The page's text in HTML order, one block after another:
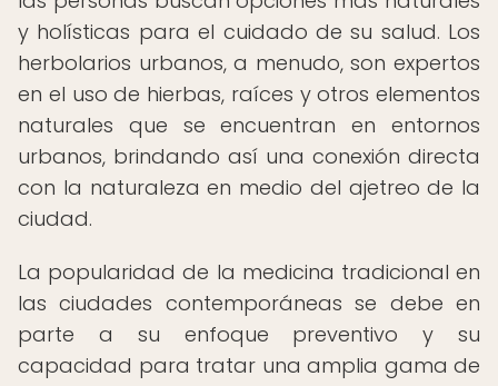
y holísticas para el cuidado de su salud. Los
herbolarios urbanos, a menudo, son expertos
en el uso de hierbas, raíces y otros elementos
naturales que se encuentran en entornos
urbanos, brindando así una conexión directa
con la naturaleza en medio del ajetreo de la
ciudad.
La popularidad de la medicina tradicional en
las ciudades contemporáneas se debe en
parte a su enfoque preventivo y su
capacidad para tratar una amplia gama de